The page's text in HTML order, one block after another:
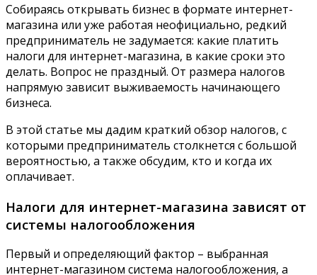
Собираясь открывать бизнес в формате интернет-
магазина или уже работая неофициально, редкий
предприниматель не задумается: какие платить
налоги для интернет-магазина, в какие сроки это
делать. Вопрос не праздный. От размера налогов
напрямую зависит выживаемость начинающего
бизнеса.
В этой статье мы дадим краткий обзор налогов, с
которыми предприниматель столкнется с большой
вероятностью, а также обсудим, кто и когда их
оплачивает.
Налоги для интернет-магазина зависят от
системы налогообложения
Первый и определяющий фактор – выбранная
интернет-магазином система налогообложения, а